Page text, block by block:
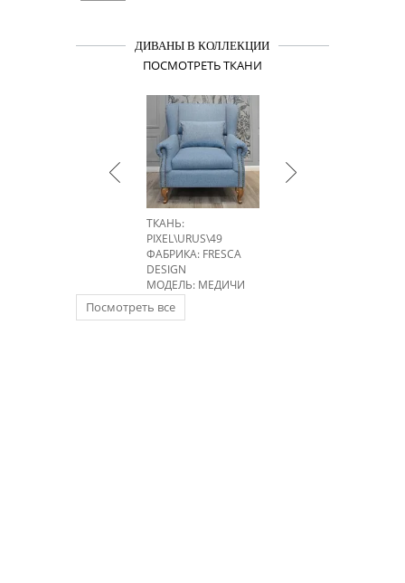
ДИВАНЫ В КОЛЛЕКЦИИ
ПОСМОТРЕТЬ ТКАНИ
ТКАНЬ:
PIXEL\URUS\49
ФАБРИКА: FRESCA
DESIGN
МОДЕЛЬ: МЕДИЧИ
Посмотреть все